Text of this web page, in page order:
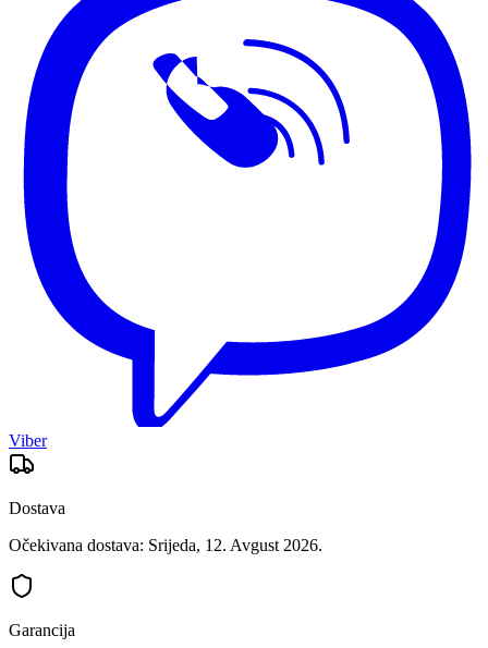
Viber
Dostava
Očekivana dostava: Srijeda, 12. Avgust 2026.
Garancija